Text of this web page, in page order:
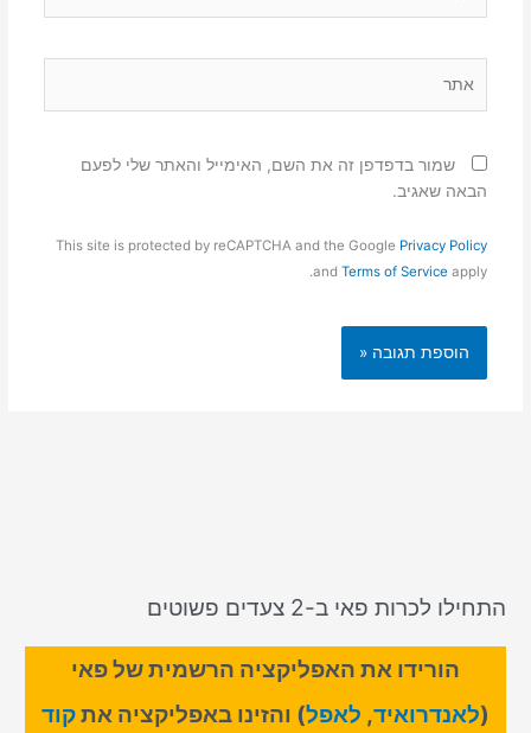
שמור בדפדפן זה את השם, האימייל והאתר שלי לפעם
הבאה שאגיב.
This site is protected by reCAPTCHA and the Google Privacy Policy
andTerms of Service apply.
התחילו לכרות פאי ב-2 צעדים פשוטים
הורידו את האפליקציה הרשמית של פאי
(לאנדרואיד, לאפל) והזינו באפליקציה אתקוד